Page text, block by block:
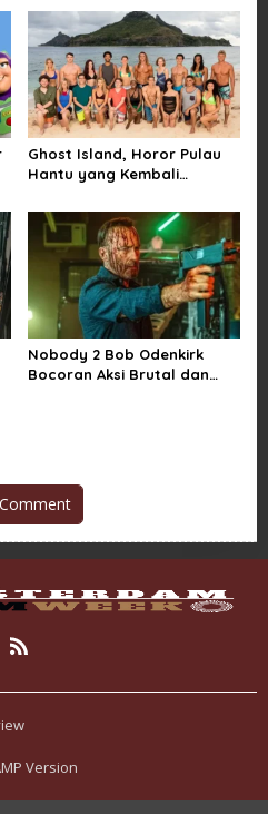
Ghost Island, Horor Pulau
Hantu yang Kembali
Nobody 2 Bob Odenkirk
Bocoran Aksi Brutal dan
Version